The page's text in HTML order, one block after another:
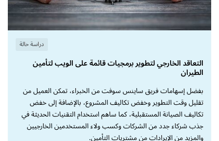
دراسة حالة
التعاقد الخارجي لتطوير برمجيات قائمة على الويب لتأمين
الطيران
بفضل إسهامات فريق ساينس سوفت من الخبراء، تمكن العميل من
تقليل وقت التطوير وخفض تكاليف المشروع، بالإضافة إلى خفض
تكاليف الصيانة المستقبلية، كما ساهم استخدام التقنيات الحديثة في
جذب شركاء جدد من الشركات وكسب ولاء المستخدمين الخارجيين
والمزيد من الإيرادات من مشتريات التأمين.